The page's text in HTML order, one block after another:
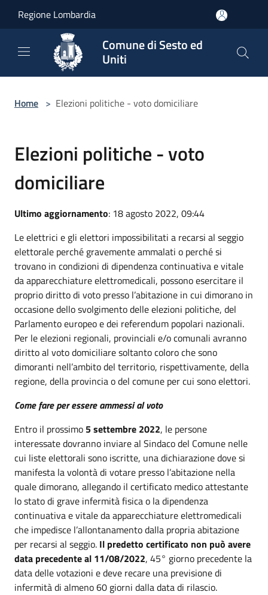
Regione Lombardia
Comune di Sesto ed
Uniti
Home > Elezioni politiche - voto domiciliare
Elezioni politiche - voto
domiciliare
Ultimo aggiornamento: 18 agosto 2022, 09:44
Le elettrici e gli elettori impossibilitati a recarsi al seggio
elettorale perché gravemente ammalati o perché si
trovano in condizioni di dipendenza continuativa e vitale
da apparecchiature elettromedicali, possono esercitare il
proprio diritto di voto presso l’abitazione in cui dimorano in
occasione dello svolgimento delle elezioni politiche, del
Parlamento europeo e dei referendum popolari nazionali.
Per le elezioni regionali, provinciali e/o comunali avranno
diritto al voto domiciliare soltanto coloro che sono
dimoranti nell’ambito del territorio, rispettivamente, della
regione, della provincia o del comune per cui sono elettori.
Come fare per essere ammessi al voto
Entro il prossimo 5 settembre 2022, le persone
interessate dovranno inviare al Sindaco del Comune nelle
cui liste elettorali sono iscritte, una dichiarazione dove si
manifesta la volontà di votare presso l’abitazione nella
quale dimorano, allegando il certificato medico attestante
lo stato di grave infermità fisica o la dipendenza
continuativa e vitale da apparecchiature elettromedicali
che impedisce l’allontanamento dalla propria abitazione
per recarsi al seggio. Il predetto certificato non può avere
data precedente al 11/08/2022, 45° giorno precedente la
data delle votazioni e deve recare una previsione di
infermità di almeno 60 giorni dalla data di rilascio.